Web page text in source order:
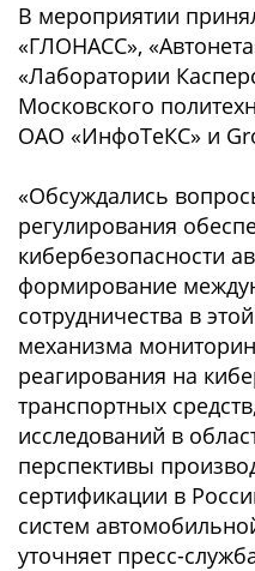
В мероприятии
«ГЛОНАСС»,
«Лаборатории
Московского
ОАО «ИнфоТеКС» и
«Обсуждались
регулирования
кибербезопасности
формирование
сотрудничества в
механизма
реагирования на
транспортных
исследований в
перспективы
сертификации в
систем
уточняет пресс-